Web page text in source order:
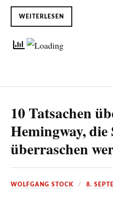
WEITERLESEN
10 Tatsachen
Hemingway, die
überraschen
WOLFGANG STOCK 8.